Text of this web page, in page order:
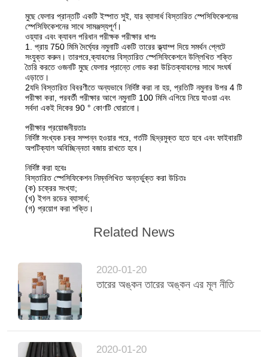
মুছে ফেলার প্রান্তটি একটি ইস্পাত সুই, যার ব্যাসার্ধ বিস্তারিত স্পেসিফিকেশনের
স্পেসিফিকেশনের সাথে সামঞ্জস্যপূর্ণ।
ওয়্যার এবং ক্যাবল পরিধান পরীক্ষক পরীক্ষার ধাপঃ
1. প্রায় 750 মিমি দৈর্ঘ্যের নমুনাটি একটি তারের ক্ল্যাম্প দিয়ে সমর্থন প্লেটে
সংযুক্ত করুন। তারপরে,ক্যাবলের বিস্তারিত স্পেসিফিকেশনে উল্লিখিত শক্তি
তৈরি করতে ওজনটি মুছে ফেলার প্রান্তে লোড করা উচিতক্যাবলের সাথে সংঘর্ষ
এড়াতে।
2যদি বিস্তারিত বিবরণীতে অন্যভাবে নির্দিষ্ট করা না হয়, প্রতিটি নমুনার উপর 4 টি
পরীক্ষা করা, পরবর্তী পরীক্ষার আগে নমুনাটি 100 মিমি এগিয়ে নিয়ে যাওয়া এবং
সর্বদা একই দিকের 90 ° কোণটি ঘোরানো।
পরীক্ষার প্রয়োজনীয়তাঃ
নির্দিষ্ট সংখ্যক চক্র সম্পন্ন হওয়ার পরে, গর্তটি ছিদ্রমুক্ত হতে হবে এবং ফাইবারটি
অপটিক্যাল অবিচ্ছিন্নতা বজায় রাখতে হবে।
নির্দিষ্ট করা হবেঃ
বিস্তারিত স্পেসিফিকেশন নিম্নলিখিত অন্তর্ভুক্ত করা উচিতঃ
(ক) চক্রের সংখ্যা;
(খ) ইগল রডের ব্যাসার্ধ;
(গ) প্রয়োগ করা শক্তি।
Related News
2020-01-20
তারের অঙ্কন তারের অঙ্কন এর মূল নীতি
2020-01-20